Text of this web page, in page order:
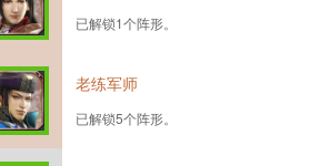
已解锁1个阵形。
老练军师
已解锁5个阵形。